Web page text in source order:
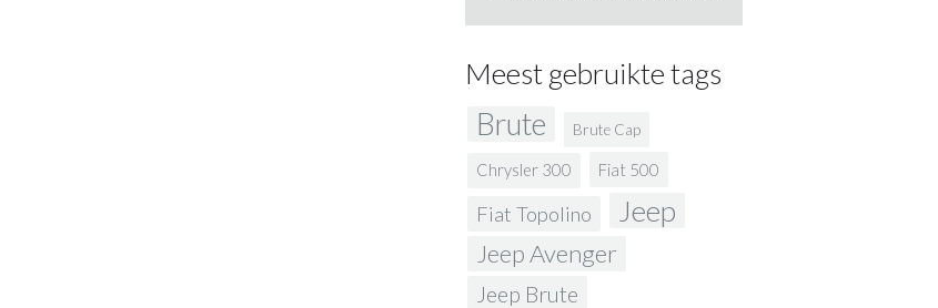
Meest gebruikte tags
Brute Brute Cap
Chrysler 300 Fiat 500
Fiat Topolino Jeep
Jeep Avenger
Jeep Brute